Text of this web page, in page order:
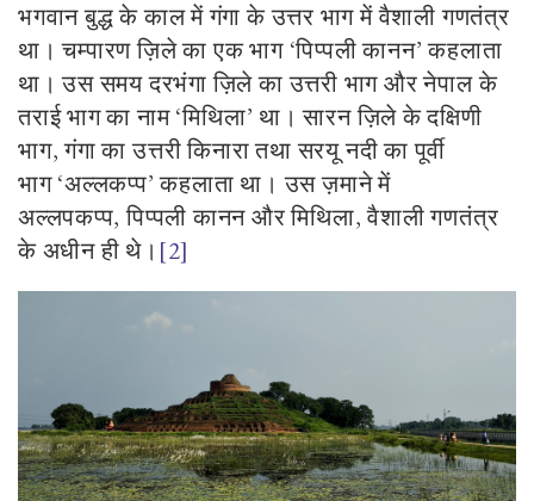
भगवान बुद्ध के काल में गंगा के उत्तर भाग में वैशाली गणतंत्र
था। चम्पारण ज़िले का एक भाग ‘पिप्पली कानन’ कहलाता
था। उस समय दरभंगा ज़िले का उत्तरी भाग और नेपाल के
तराई भाग का नाम‘मिथिला’ था। सारन ज़िले के दक्षिणी
भाग,गंगा का उत्तरी किनारा तथा सरयू नदी का पूर्वी
भाग‘अल्लकप्प’ कहलाता था। उस ज़माने में
अल्लपकप्प,पिप्पली कानन और मिथिला,वैशाली गणतंत्र
के अधीन ही थे। [2]